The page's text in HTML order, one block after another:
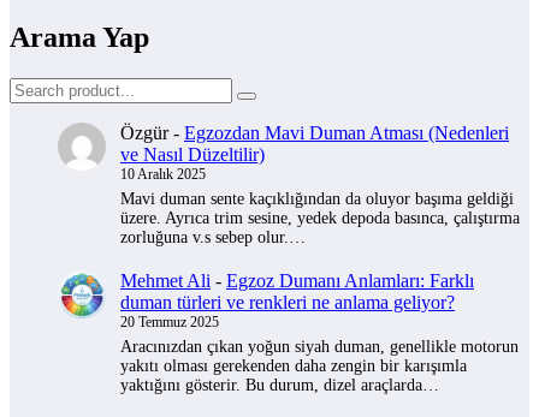
Arama Yap
Özgür- Egzozdan Mavi Duman Atması (Nedenleri
ve Nasıl Düzeltilir)
10 Aralık 2025
Mavi duman sente kaçıklığından da oluyor başıma geldiği
üzere. Ayrıca trim sesine, yedek depoda basınca, çalıştırma
zorluğuna v.s sebep olur.…
Mehmet Ali - Egzoz Dumanı Anlamları: Farklı
duman türleri ve renkleri ne anlama geliyor?
20 Temmuz 2025
Aracınızdan çıkan yoğun siyah duman, genellikle motorun
yakıtı olması gerekenden daha zengin bir karışımla
yaktığını gösterir. Bu durum, dizel araçlarda…